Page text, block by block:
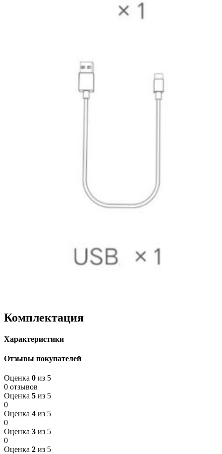
Комплектация
Характеристики
Отзывы покупателей
Оценка 0 из 5
0 отзывов
Оценка 5 из 5
0
Оценка 4 из 5
0
Оценка 3 из 5
0
Оценка 2 из 5